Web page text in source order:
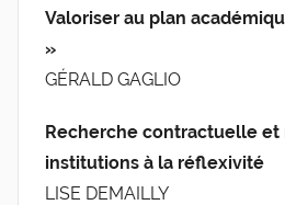
Valoriser au plan
»
GÉRALD GAGLIO
Recherche contractuelle et
institutions à la réflexivité
LISE DEMAILLY